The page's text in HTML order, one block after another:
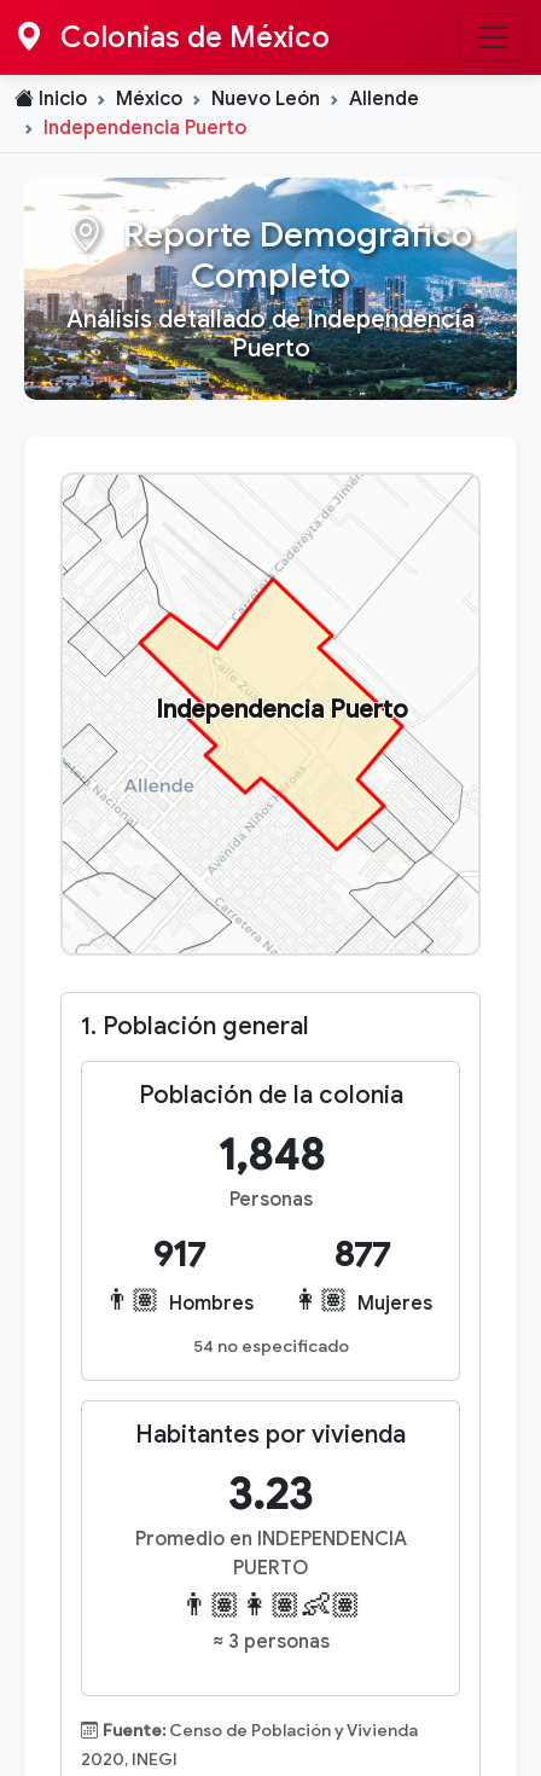
Colonias de México
Inicio México Nuevo León
Allende
Independencia Puerto
Reporte Demográfico
Completo
Análisis detallado de Independencia
Puerto
Independencia Puerto
1. Población general
Población de la colonia
1,848
Personas
917
👨🏽 Hombres
877
👩🏽 Mujeres
54 no especificado
Habitantes por vivienda
3.23
Promedio en INDEPENDENCIA
PUERTO
👨🏽👩🏽👶🏽
≈ 3 personas
Fuente: Censo de Población y Vivienda
2020, INEGI